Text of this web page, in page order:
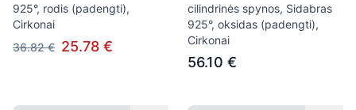
925°, rodis (padengti),
Cirkonai
36.82 € 25.78 €
cilindrinės spynos, Sidabras
925°, oksidas (padengti),
Cirkonai
56.10 €